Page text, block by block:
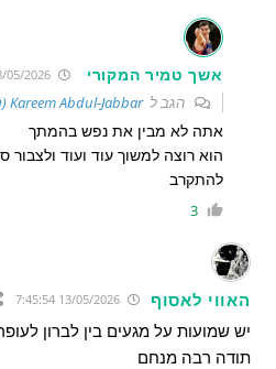
אשך טמיר המקורי
הגב לKareem Abdul-Jabbar (סיקמה לשעבר)
אתה לא מבין את נפש בהמתך
הוא רוצה למשוך עוד ועוד
להתקרב
3
האווי לאסוף 13/05/2026 7:45:54
יש שמועות על מגעים בין לברון
תודה רבה מנחם